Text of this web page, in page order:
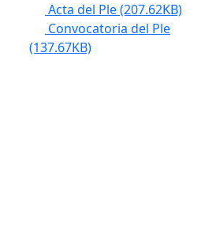
Acta del Ple(207.62KB)
Convocatoria del Ple
(137.67KB)